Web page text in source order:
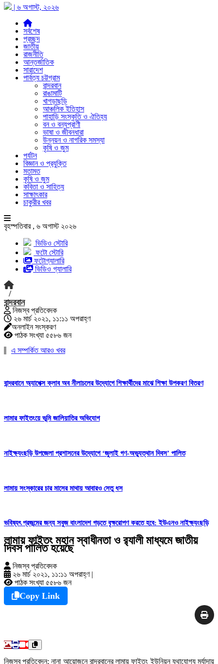
| ৬ অগাস্ট, ২০২৬
সর্বশেষ
প্রচ্ছদ
জাতীয়
রাজনীতি
আন্তর্জাতিক
সারাদেশ
পার্বত্য চট্টগ্রাম
বান্দরবান
রাঙামাটি
খাগড়াছড়ি
আঞ্চলিক ইতিহাস
পাহাড়ি সংস্কৃতি ও ঐতিহ্য
বন ও বন্যপ্রাণী
ভাষা ও জীবনধারা
উন্নয়ন ও নাগরিক সমস্যা
কৃষি ও জুম
পর্যটন
বিজ্ঞান ও প্রযুক্তি
মতামত
কৃষি ও জুম
কবিতা ও সাহিত্য
সাক্ষাৎকার
চাকুরীর খবর
বৃহস্পতিবার , ৬ অগাস্ট ২০২৬
ভিডিও স্টোরি
ফটো স্টোরি
ফটোগ্যালারি
ভিডিও গ্যালারি
/
বান্দরবান
নিজস্ব প্রতিবেদক
২৬ মার্চ ২০২১, ১১:১১ অপরাহ্ণ
অনলাইন সংস্করণ
পাঠক সংখ্যা ৫৫৮৬ জন
এ সম্পর্কিত আরও খবর
বান্দরবানে অ্যাপেক্স ক্লাব অব নীলাচলের উদ্যোগে শিক্ষার্থীদের মাঝে শিক্ষা উপকরণ বিতরণ
লামার ফাইতংয়ে ভূমি জালিয়াতির অভিযোগ
নাইক্ষ্যংছড়ি উপজেলা প্রশাসনের উদ্যোগে ‘জুলাই গণ-অভ্যুত্থান দিবস’ পালিত
লামায় সংস্কারের চার মাসের মাথায় আবারও সেতু ধস
ভবিষ্যৎ প্রজন্মের জন্য সবুজ বাংলাদেশ গড়তে বৃক্ষরোপণ করতে হবে: ইউএনও নাইক্ষ্যংছড়ি
লামায় ফাইতং মহান স্বাধীনতা ও র‍্যালী মাধ্যমে জাতীয়
দিবস পালিত হয়েছে
নিজস্ব প্রতিবেদক
২৬ মার্চ ২০২১, ১১:১১ অপরাহ্ণ |
পাঠক সংখ্যা ৫৫৮৬ জন
Copy Link
নিজস্ব প্রতিবেদন: নানা আয়োজনে বান্দরবানের লামায় ফাইতং ইউনিয়ন যথাযোগ্য মর্যাদায়